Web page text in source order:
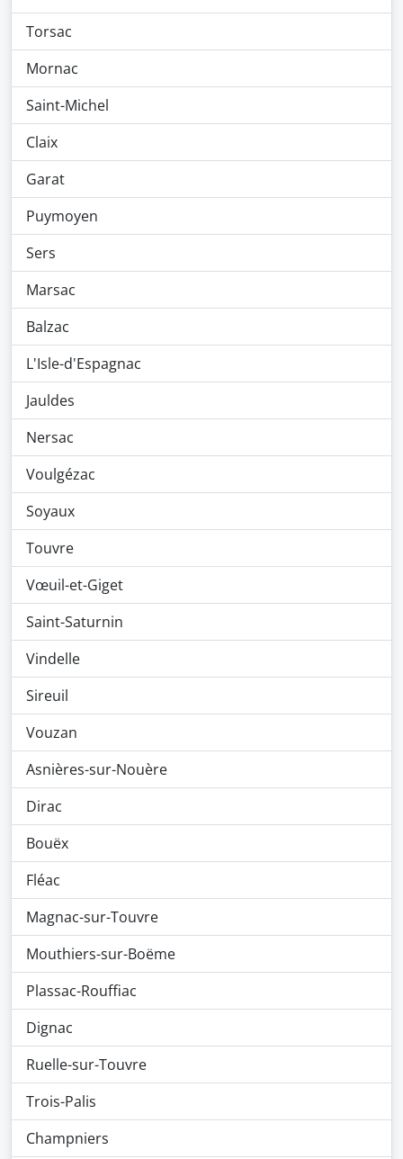
Torsac
Mornac
Saint-Michel
Claix
Garat
Puymoyen
Sers
Marsac
Balzac
L'Isle-d'Espagnac
Jauldes
Nersac
Voulgézac
Soyaux
Touvre
Vœuil-et-Giget
Saint-Saturnin
Vindelle
Sireuil
Vouzan
Asnières-sur-Nouère
Dirac
Bouëx
Fléac
Magnac-sur-Touvre
Mouthiers-sur-Boëme
Plassac-Rouffiac
Dignac
Ruelle-sur-Touvre
Trois-Palis
Champniers